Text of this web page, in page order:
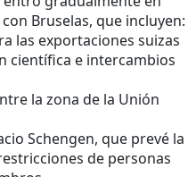
Bruselas, que incluyen:
las exportaciones suizas
científica e intercambios
la zona de la Unión
Schengen, que prevé la
de personas